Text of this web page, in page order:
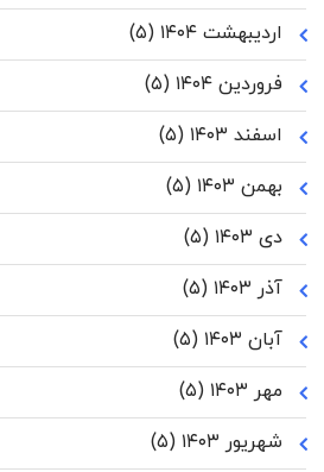
اردیبهشت ۱۴۰۴
(۵)
فروردین ۱۴۰۴
(۵)
اسفند ۱۴۰۳
(۵)
بهمن ۱۴۰۳
(۵)
دی ۱۴۰۳
(۵)
آذر ۱۴۰۳
(۵)
آبان ۱۴۰۳
(۵)
مهر ۱۴۰۳
(۵)
شهریور ۱۴۰۳
(۵)